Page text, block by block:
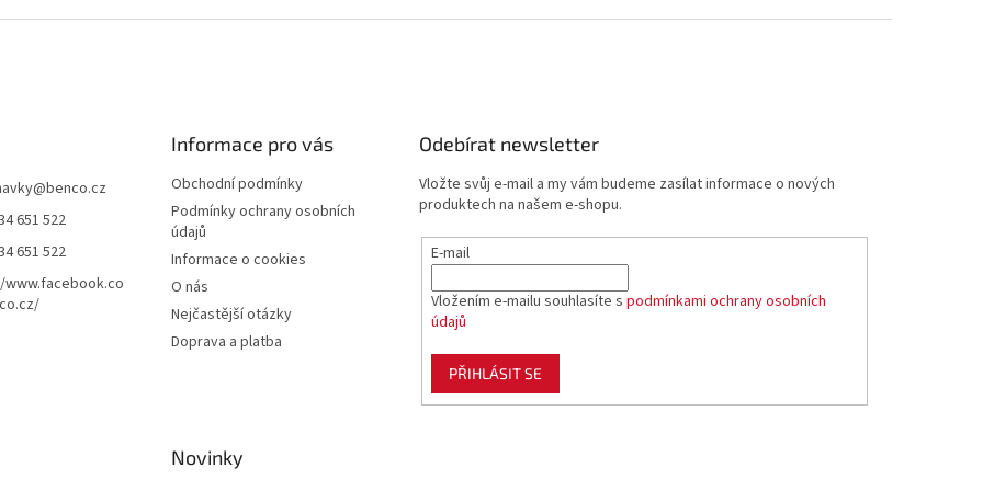
@benco.cz
651 522
651 522
Informace pro vás
Obchodní podmínky
Podmínky ochrany osobních
údajů
Informace o cookies
O nás
Nejčastější otázky
Doprava a platba
Odebírat newsletter
Vložte svůj e-mail a my vám budeme zasílat informace o nových
produktech na našem e-shopu.
E-mail
Vložením e-mailu souhlasíte spodmínkami ochrany osobních
údajů
PŘIHLÁSIT SE
Novinky